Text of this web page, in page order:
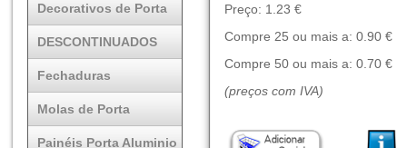
Decorativos de Porta
DESCONTINUADOS
Fechaduras
Molas de Porta
Painéis Porta Aluminio
Preço: 1.23 €
Compre 25 ou mais a: 0.90 €
Compre 50 ou mais a: 0.70 €
(preços com IVA)